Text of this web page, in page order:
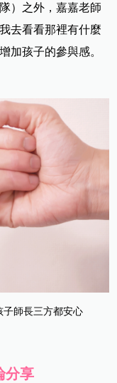
）之外，嘉嘉老師
去看看那裡有什麼
加孩子的參與感。
師長三方都安心
分享